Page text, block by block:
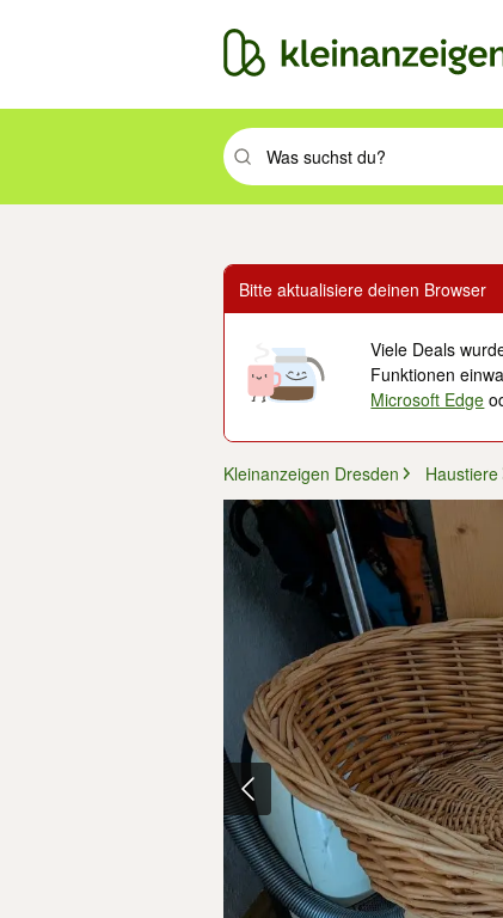
Suchbegriff eingeben. Eingabetaste
Bitte aktualisiere deinen Browser
Viele Deals
Funktionen
Microsoft Edge
Kleinanzeigen Dresden Haustiere